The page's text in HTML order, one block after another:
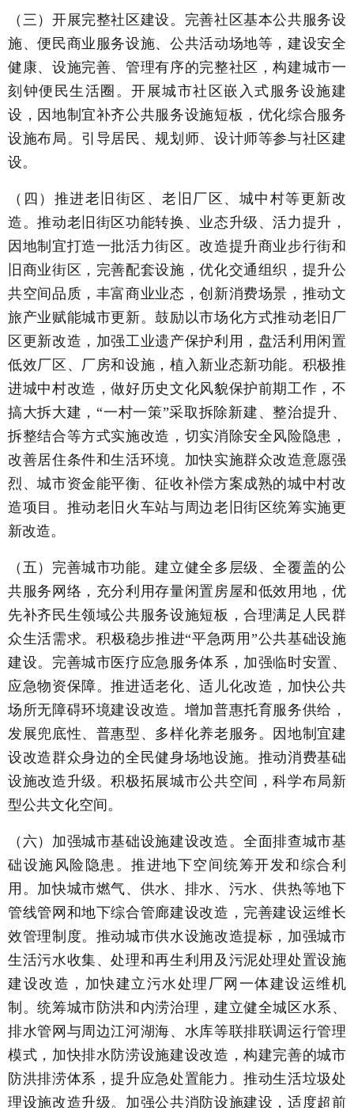
（三）开展完整社区建设。完善社区基本公共服务设
施、便民商业服务设施、公共活动场地等，建设安全
健康、设施完善、管理有序的完整社区，构建城市一
刻钟便民生活圈。开展城市社区嵌入式服务设施建
设，因地制宜补齐公共服务设施短板，优化综合服务
设施布局。引导居民、规划师、设计师等参与社区建
设。
（四）推进老旧街区、老旧厂区、城中村等更新改
造。推动老旧街区功能转换、业态升级、活力提升，
因地制宜打造一批活力街区。改造提升商业步行街和
旧商业街区，完善配套设施，优化交通组织，提升公
共空间品质，丰富商业业态，创新消费场景，推动文
旅产业赋能城市更新。鼓励以市场化方式推动老旧厂
区更新改造，加强工业遗产保护利用，盘活利用闲置
低效厂区、厂房和设施，植入新业态新功能。积极推
进城中村改造，做好历史文化风貌保护前期工作，不
搞大拆大建，“一村一策”采取拆除新建、整治提升、
拆整结合等方式实施改造，切实消除安全风险隐患，
改善居住条件和生活环境。加快实施群众改造意愿强
烈、城市资金能平衡、征收补偿方案成熟的城中村改
造项目。推动老旧火车站与周边老旧街区统筹实施更
新改造。
（五）完善城市功能。建立健全多层级、全覆盖的公
共服务网络，充分利用存量闲置房屋和低效用地，优
先补齐民生领域公共服务设施短板，合理满足人民群
众生活需求。积极稳步推进“平急两用”公共基础设施
建设。完善城市医疗应急服务体系，加强临时安置、
应急物资保障。推进适老化、适儿化改造，加快公共
场所无障碍环境建设改造。增加普惠托育服务供给，
发展兜底性、普惠型、多样化养老服务。因地制宜建
设改造群众身边的全民健身场地设施。推动消费基础
设施改造升级。积极拓展城市公共空间，科学布局新
型公共文化空间。
（六）加强城市基础设施建设改造。全面排查城市基
础设施风险隐患。推进地下空间统筹开发和综合利
用。加快城市燃气、供水、排水、污水、供热等地下
管线管网和地下综合管廊建设改造，完善建设运维长
效管理制度。推动城市供水设施改造提标，加强城市
生活污水收集、处理和再生利用及污泥处理处置设施
建设改造，加快建立污水处理厂网一体建设运维机
制。统筹城市防洪和内涝治理，建立健全城区水系、
排水管网与周边江河湖海、水库等联排联调运行管理
模式，加快排水防涝设施建设改造，构建完善的城市
防洪排涝体系，提升应急处置能力。推动生活垃圾处
理设施改造升级。加强公共消防设施建设，适度超前